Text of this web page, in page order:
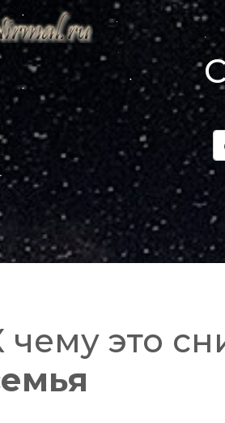
чему это